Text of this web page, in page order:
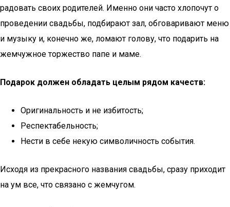
радовать своих родителей. Именно они часто хлопочут о
проведении свадьбы, подбирают зал, обговаривают меню
и музыку и, конечно же, ломают голову, что подарить на
жемчужное торжество папе и маме.
Подарок должен обладать целым рядом качеств:
Оригинальность и не избитость;
Респектабельность;
Нести в себе некую символичность события.
Исходя из прекрасного названия свадьбы, сразу приходит
на ум все, что связано с жемчугом.